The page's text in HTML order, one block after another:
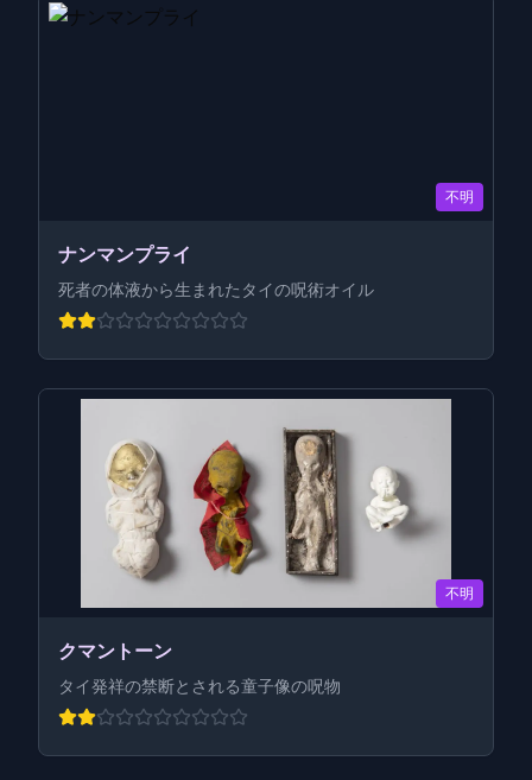
不明
ナンマンプライ
死者の体液から生まれたタイの呪術オイル
不明
クマントーン
タイ発祥の禁断とされる童子像の呪物